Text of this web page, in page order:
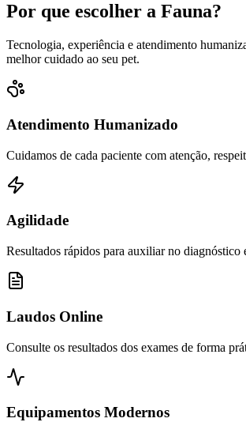
Por que escolher a Fauna?
Tecnologia, experiência e atendimento
melhor cuidado ao seu pet.
Atendimento Humanizado
Cuidamos de cada paciente com atenção,
Agilidade
Resultados rápidos para auxiliar no diagnóstico
Laudos Online
Consulte os resultados dos exames de forma
Equipamentos Modernos